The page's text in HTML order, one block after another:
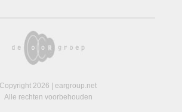
Copyright 2026 | eargroup.net
Alle rechten voorbehouden